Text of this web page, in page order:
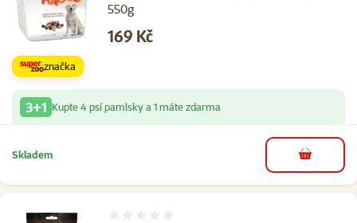
550g
Cena
169 Kč
značka
3+1 Kupte 4 psí pamlsky a 1 máte zdarma
Skladem do košíku